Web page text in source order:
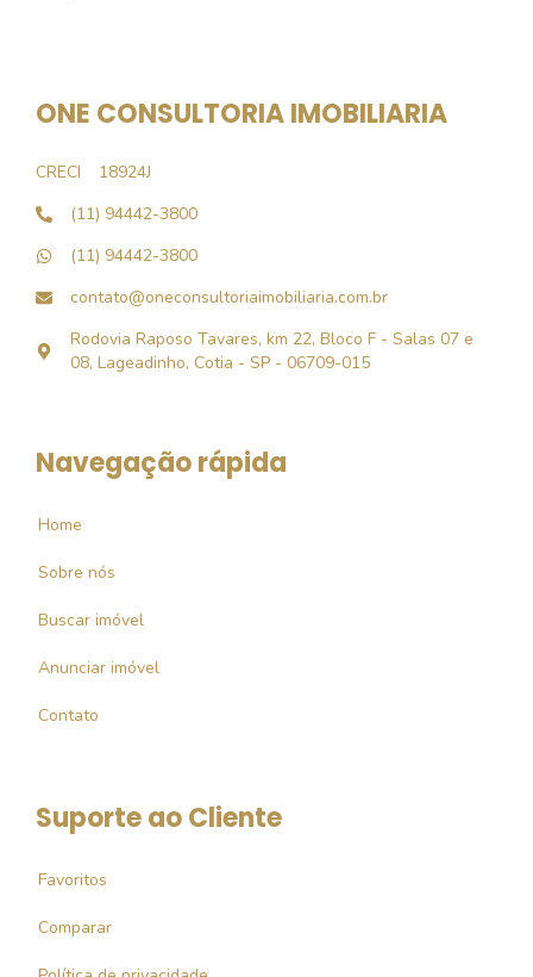
ONE CONSULTORIA IMOBILIARIA
CRECI
18924J
(11) 94442-3800
(11) 94442-3800
contato@oneconsultoriaimobiliaria.com.br
Rodovia Raposo Tavares, km 22, Bloco F - Salas 07 e
08, Lageadinho, Cotia - SP - 06709-015
Navegação rápida
Home
Sobre nós
Buscar imóvel
Anunciar imóvel
Contato
Suporte ao Cliente
Favoritos
Comparar